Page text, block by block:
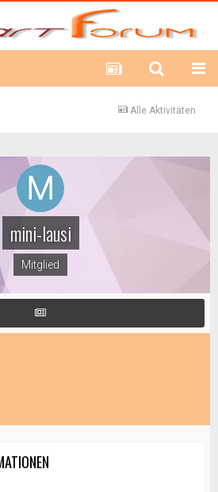
Alle Aktivitäten
mini-lausi
Mitglied